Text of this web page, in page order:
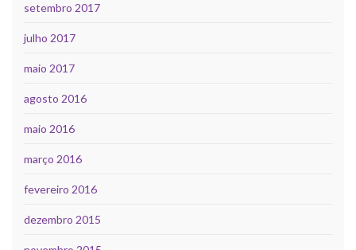
setembro 2017
julho 2017
maio 2017
agosto 2016
maio 2016
março 2016
fevereiro 2016
dezembro 2015